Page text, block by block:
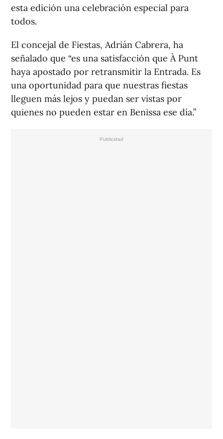
esta edición una celebración especial para
todos.
El concejal de Fiestas, Adrián Cabrera, ha
señalado que “es una satisfacción que À Punt
haya apostado por retransmitir la Entrada. Es
una oportunidad para que nuestras fiestas
lleguen más lejos y puedan ser vistas por
quienes no pueden estar en Benissa ese día.”